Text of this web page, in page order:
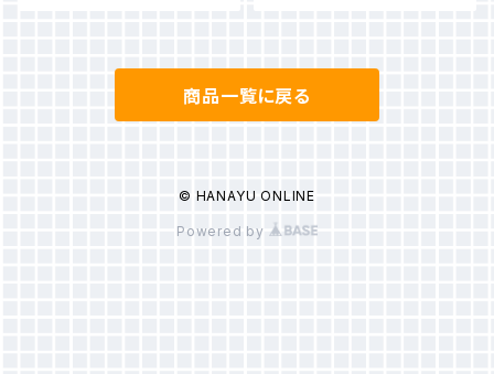
商品一覧に戻る
© HANAYU ONLINE
Powered by